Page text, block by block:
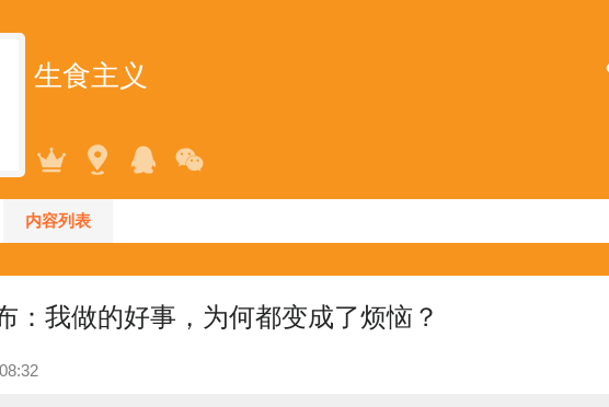
生食主义
内容列表
：我做的好事，为何都变成了烦恼？